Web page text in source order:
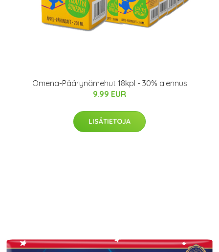
Omena-Päärynämehut 18kpl - 30% alennus
9.99 EUR
LISÄTIETOJA